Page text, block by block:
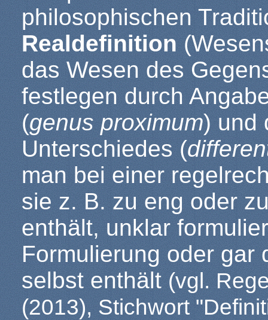
philosophischen
Realdefinition
das Wesen des
festlegen durch
(genus proximum) und
Unterschiedes (
man bei einer
sie z. B. zu eng oder
enthält, unklar
Formulierung oder gar
selbst enthält(vgl.
(2013), Stichwort